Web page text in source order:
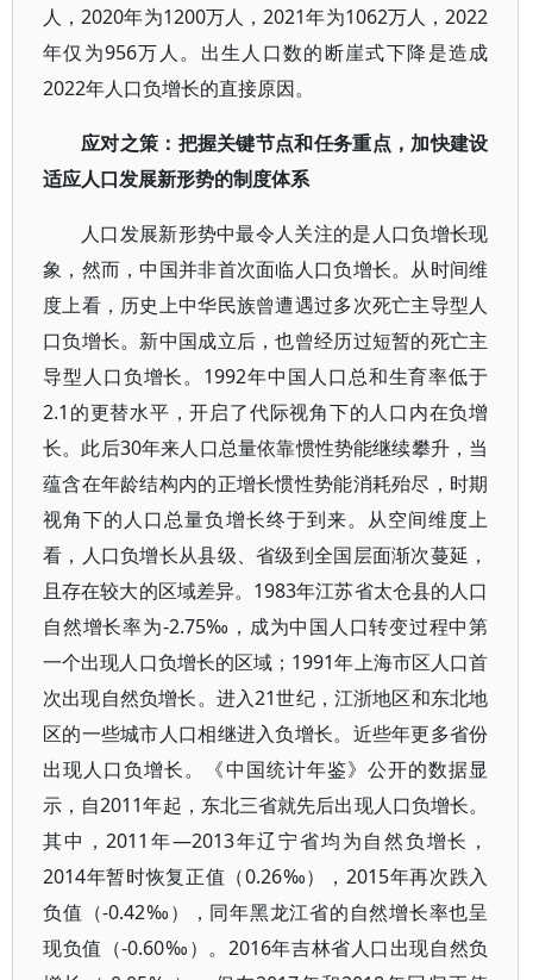
人，2020年为1200万人，2021年为1062万人，2022
年仅为956万人。出生人口数的断崖式下降是造成
2022年人口负增长的直接原因。
应对之策：把握关键节点和任务重点，加快建设
适应人口发展新形势的制度体系
人口发展新形势中最令人关注的是人口负增长现
象，然而，中国并非首次面临人口负增长。从时间维
度上看，历史上中华民族曾遭遇过多次死亡主导型人
口负增长。新中国成立后，也曾经历过短暂的死亡主
导型人口负增长。1992年中国人口总和生育率低于
2.1的更替水平，开启了代际视角下的人口内在负增
长。此后30年来人口总量依靠惯性势能继续攀升，当
蕴含在年龄结构内的正增长惯性势能消耗殆尽，时期
视角下的人口总量负增长终于到来。从空间维度上
看，人口负增长从县级、省级到全国层面渐次蔓延，
且存在较大的区域差异。1983年江苏省太仓县的人口
自然增长率为-2.75‰，成为中国人口转变过程中第
一个出现人口负增长的区域；1991年上海市区人口首
次出现自然负增长。进入21世纪，江浙地区和东北地
区的一些城市人口相继进入负增长。近些年更多省份
出现人口负增长。《中国统计年鉴》公开的数据显
示，自2011年起，东北三省就先后出现人口负增长。
其中，2011年—2013年辽宁省均为自然负增长，
2014年暂时恢复正值（0.26‰），2015年再次跌入
负值（-0.42‰），同年黑龙江省的自然增长率也呈
现负值（-0.60‰）。2016年吉林省人口出现自然负